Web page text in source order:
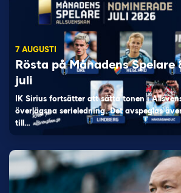
7 AUGUSTI
Rösta på Månadens Spelare
juli
IK Sirius fortsätter att sätta tonen i
överlägsna serieledning. Det avspeglas
till…